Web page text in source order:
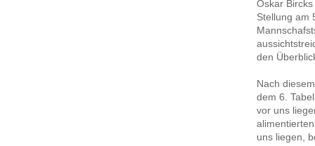
Oskar
Stellung am
den
Nach
dem 6.
vor uns
uns liegen,